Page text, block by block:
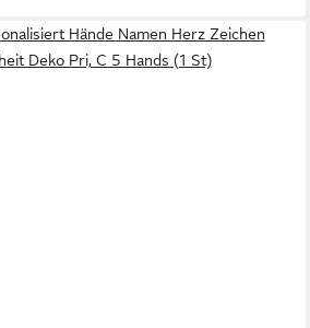
Hände Namen Herz Zeichen
Deko Pri, C 5 Hands (1 St)